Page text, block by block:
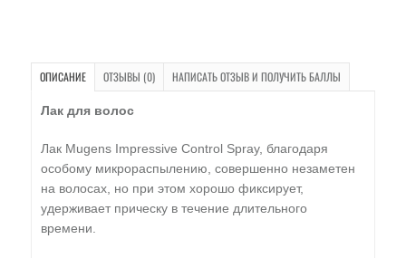
ОПИСАНИЕ ОТЗЫВЫ (0) НАПИСАТЬ ОТЗЫВ И ПОЛУЧИТЬ БАЛЛЫ
Лак для волос
Лак Mugens Impressive Control Spray, благодаря
особому микрораспылению, совершенно незаметен
на волосах, но при этом хорошо фиксирует,
удерживает прическу в течение длительного
времени.